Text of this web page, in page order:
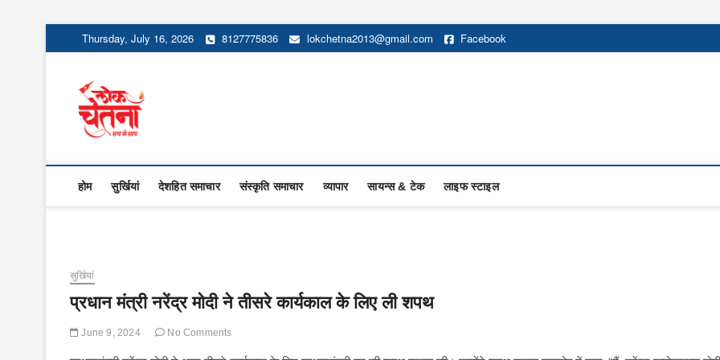
to
Thursday, July 16, 2026 8127775836 lokchetna2013@gmail.com Facebook
होम सुर्खियां देशहित समाचार संस्कृति समाचार व्यापार सायन्स & टेक लाइफ स्टाइल
सुर्खियां
प्रधान मंत्री नरेंद्र मोदी ने तीसरे कार्यकाल के लिए ली शपथ
June 9, 2024 No Comments